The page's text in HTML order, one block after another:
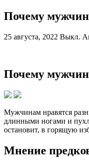
Почему
25 августа, 2022 Выкл.
Почему
Мужчинам нравятся
длинными ногами и
остановит, в горящую
Мнение